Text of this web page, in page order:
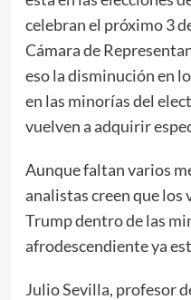
celebran el próximo 3
Cámara de
eso la disminución en
en las minorías del
vuelven a adquirir
Aunque faltan varios
analistas creen que los
Trump dentro de las
afrodescendiente ya
Julio Sevilla, profesor